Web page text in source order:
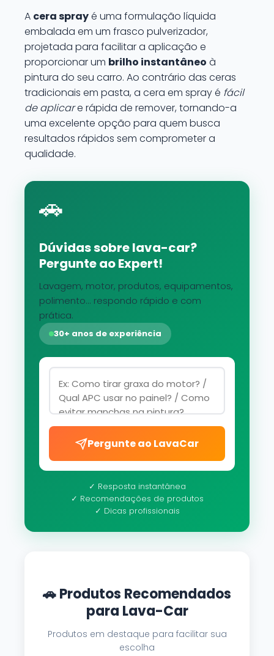
A cera sprayé uma formulação líquida
embalada em um frasco pulverizador,
projetada para facilitar a aplicação e
proporcionar um brilho instantâneo à
pintura do seu carro. Ao contrário das ceras
tradicionais em pasta, a cera em spray é fácil
de aplicare rápida de remover, tornando-a
uma excelente opção para quem busca
resultados rápidos sem comprometer a
qualidade.
🚗
Dúvidas sobre lava-car?
Pergunte ao Expert!
Lavagem, motor, produtos, equipamentos,
polimento... respondo rápido e com
prática.
30+ anos de experiência
Pergunte ao LavaCar
✓ Resposta instantânea
✓ Recomendações de produtos
✓ Dicas profissionais
🚗 Produtos Recomendados
para Lava-Car
Produtos em destaque para facilitar sua
escolha